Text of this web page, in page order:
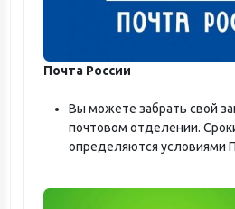
Почта России
Вы можете забрать свой
почтовом отделении.
определяются условиями